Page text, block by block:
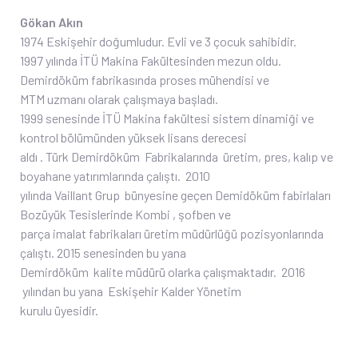
Gökan Akın
1974 Eskişehir doğumludur. Evli ve 3 çocuk sahibidir.
1997 yılında İTÜ Makina Fakültesinden mezun oldu.
Demirdöküm fabrikasında proses mühendisi ve
MTM uzmanı olarak çalışmaya başladı.
1999 senesinde İTÜ Makina fakültesi sistem dinamiği ve
kontrol bölümünden yüksek lisans derecesi
aldı . Türk Demirdöküm Fabrikalarında üretim, pres, kalıp ve
boyahane yatırımlarında çalıştı. 2010
yılında Vaillant Grup bünyesine geçen Demidöküm fabirlaları
Bozüyük Tesislerinde Kombi , şofben ve
parça imalat fabrikaları üretim müdürlüğü pozisyonlarında
çalıştı. 2015 senesinden bu yana
Demirdöküm kalite müdürü olarka çalışmaktadır. 2016
yılından bu yana Eskişehir Kalder Yönetim
kurulu üyesidir.